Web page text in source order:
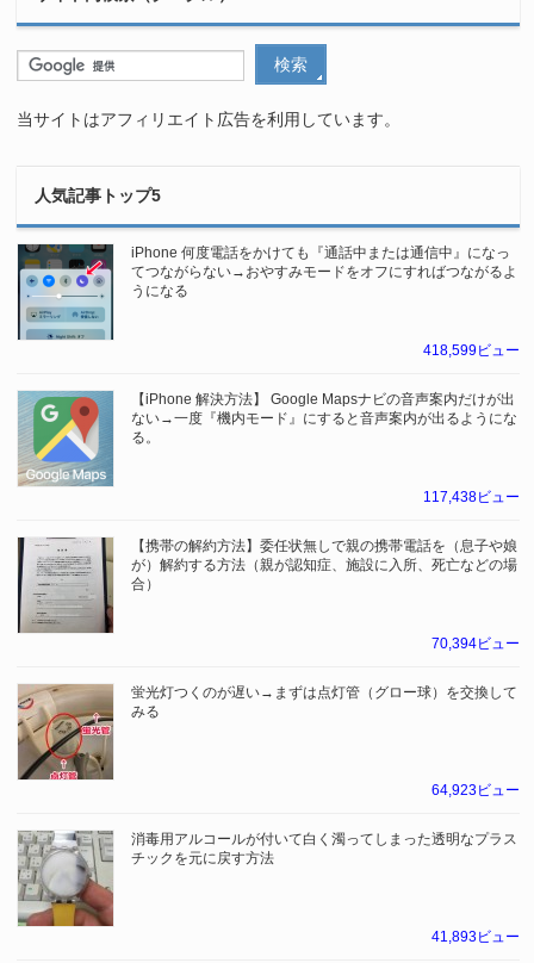
当サイトはアフィリエイト広告を利用しています。
人気記事トップ5
iPhone 何度電話をかけても『通話中または通信中』になっ
てつながらない→おやすみモードをオフにすればつながるよ
うになる
418,599ビュー
【iPhone 解決方法】 Google Mapsナビの音声案内だけが出
ない→一度『機内モード』にすると音声案内が出るようにな
る。
117,438ビュー
【携帯の解約方法】委任状無しで親の携帯電話を（息子や娘
が）解約する方法（親が認知症、施設に入所、死亡などの場
合）
70,394ビュー
蛍光灯つくのが遅い→まずは点灯管（グロー球）を交換して
みる
64,923ビュー
消毒用アルコールが付いて白く濁ってしまった透明なプラス
チックを元に戻す方法
41,893ビュー